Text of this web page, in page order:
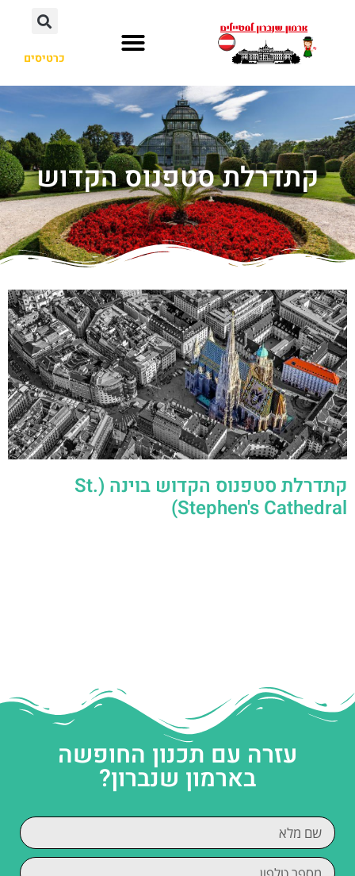
כרטיסים
קתדרלת סטפנוס הקדוש
קתדרלת סטפנוס הקדוש בוינה (St.
Stephen's Cathedral)
עזרה עם תכנון החופשה
בארמון שנברון?